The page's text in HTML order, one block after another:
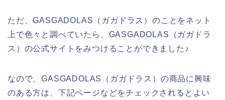
ただ、GASGADOLAS（ガガドラス）のことをネット
上で色々と調べていたら、GASGADOLAS（ガガドラ
ス）の公式サイトをみつけることができました♪
なので、GASGADOLAS（ガガドラス）の商品に興味
のある方は、下記ページなどをチェックされるとよい